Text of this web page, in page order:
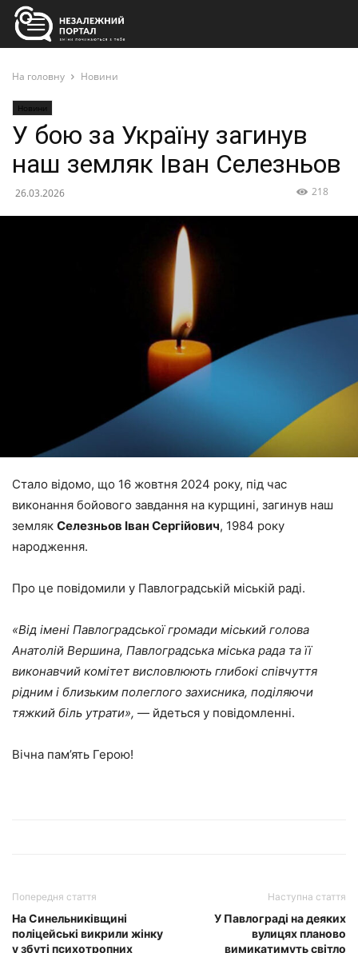
На головну Новини
Новини
У бою за Україну загинув
наш земляк Іван Селезньов
26.03.2026 218
Стало відомо, що 16 жовтня 2024 року, під час
виконання бойового завдання на курщині, загинув наш
земляк Селезньов Іван Сергійович, 1984 року
народження.
Про це повідомили у Павлоградській міській раді.
«Від імені Павлоградської громади міський голова
Анатолій Вершина, Павлоградська міська рада та її
виконавчий комітет висловлюють глибокі співчуття
рідним і близьким полеглого захисника, поділяючи
тяжкий біль утрати», ― йдеться у повідомленні.
Вічна пам’ять Герою!
Попередня стаття
На Синельниківщині
поліцейські викрили жінку
у збуті психотропних
Наступна стаття
У Павлограді на деяких
вулицях планово
вимикатимуть світло